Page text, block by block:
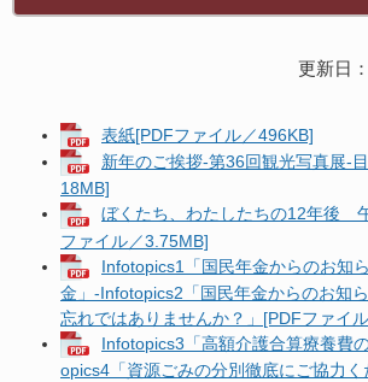
更新日
表紙[PDFファイル／496KB]
新年のご挨拶-第36回観光写真展-
18MB]
ぼくたち、わたしたちの12年後
ファイル／3.75MB]
Infotopics1「国民年金からのお知
金」-Infotopics2「国民年金からのお知
忘れではありませんか？」[PDFファイ
Infotopics3「高額介護合算療養費
opics4「資源ごみの分別徹底にご協力